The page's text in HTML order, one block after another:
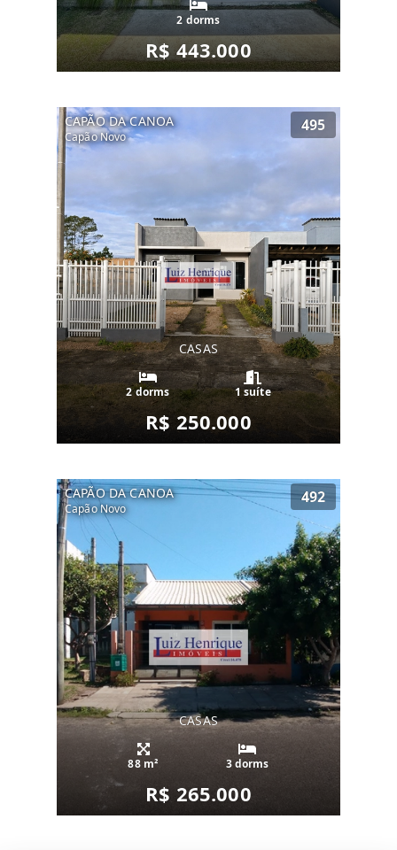
2 dorms
R$ 443.000
CAPÃO DA CANOA
Capão Novo
495
CASAS
2 dorms 1 suíte
R$ 250.000
CAPÃO DA CANOA
Capão Novo
492
CASAS
88 m² 3 dorms
R$ 265.000